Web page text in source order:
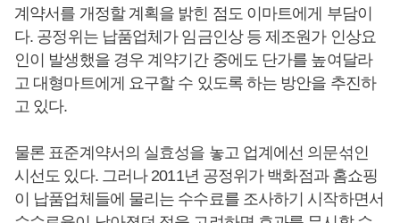
계약서를 개정할 계획을 밝힌 점도 이마트에게 부담이
다. 공정위는 납품업체가 임금인상 등 제조원가 인상요
인이 발생했을 경우 계약기간 중에도 단가를 높여달라
고 대형마트에게 요구할 수 있도록 하는 방안을 추진하
고 있다.
물론 표준계약서의 실효성을 놓고 업계에선 의문섞인
시선도 있다. 그러나 2011년 공정위가 백화점과 홈쇼핑
이 납품업체들에 물리는 수수료를 조사하기 시작하면서